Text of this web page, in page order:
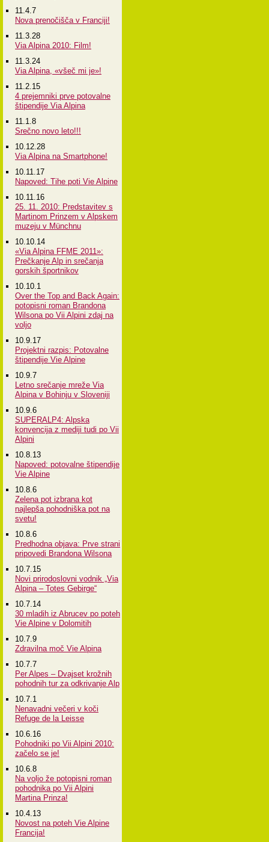
11.4.7
Nova prenočišča v Franciji!
11.3.28
Via Alpina 2010: Film!
11.3.24
Via Alpina, «všeč mi je»!
11.2.15
4 prejemniki prve potovalne
štipendije Via Alpina
11.1.8
Srečno novo leto!!!
10.12.28
Via Alpina na Smartphone!
10.11.17
Napoved: Tihe poti Vie Alpine
10.11.16
25. 11. 2010: Predstavitev s
Martinom Prinzem v Alpskem
muzeju v Münchnu
10.10.14
«Via Alpina FFME 2011»:
Prečkanje Alp in srečanja
gorskih športnikov
10.10.1
Over the Top and Back Again:
potopisni roman Brandona
Wilsona po Vii Alpini zdaj na
voljo
10.9.17
Projektni razpis: Potovalne
štipendije Vie Alpine
10.9.7
Letno srečanje mreže Via
Alpina v Bohinju v Sloveniji
10.9.6
SUPERALP4: Alpska
konvencija z mediji tudi po Vii
Alpini
10.8.13
Napoved: potovalne štipendije
Vie Alpine
10.8.6
Zelena pot izbrana kot
najlepša pohodniška pot na
svetu!
10.8.6
Predhodna objava: Prve strani
pripovedi Brandona Wilsona
10.7.15
Novi prirodoslovni vodnik „Via
Alpina – Totes Gebirge“
10.7.14
30 mladih iz Abrucev po poteh
Vie Alpine v Dolomitih
10.7.9
Zdravilna moč Vie Alpina
10.7.7
Per Alpes – Dvajset krožnih
pohodnih tur za odkrivanje Alp
10.7.1
Nenavadni večeri v koči
Refuge de la Leisse
10.6.16
Pohodniki po Vii Alpini 2010:
začelo se je!
10.6.8
Na voljo že potopisni roman
pohodnika po Vii Alpini
Martina Prinza!
10.4.13
Novost na poteh Vie Alpine
Francija!